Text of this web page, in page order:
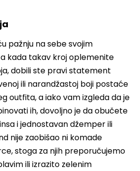
pažnju na sebe svojim
kada takav kroj oplemenite
dobili ste pravi statement
ili narandžastoj boji postaće
outfita, a iako vam izgleda da je
ih, dovoljno je da obučete
i jednostavan džemper ili
nije zaobišao ni komade
stoga za njih preporučujemo
ili izrazito zelenim